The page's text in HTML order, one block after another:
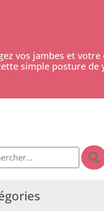
vos jambes et
simple posture de